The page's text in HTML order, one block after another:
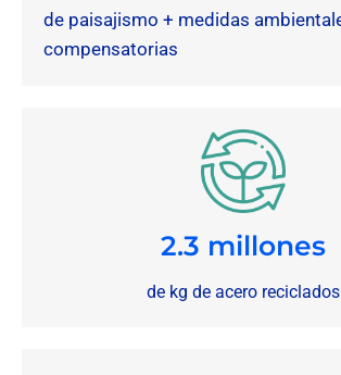
de paisajismo + medidas
compensatorias
2.3 millones
de kg de acero reciclados